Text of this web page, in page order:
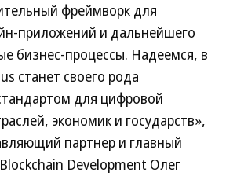
фреймворк для
приложений и дальнейшего
бизнес-процессы. Надеемся, в
станет своего рода
для цифровой
экономик и государств»,
партнер и главный
Development Олег